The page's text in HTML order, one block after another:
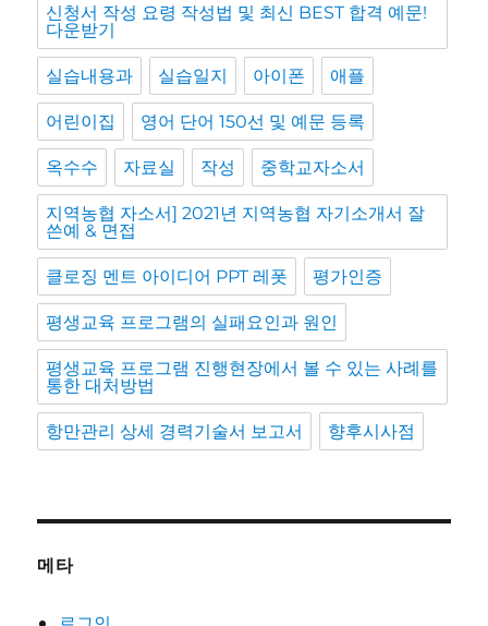
신청서 작성 요령 작성법 및 최신 BEST 합격 예문!
다운받기
실습내용과 실습일지 아이폰 애플
어린이집 영어 단어 150선 및 예문 등록
옥수수 자료실 작성 중학교자소서
지역농협 자소서] 2021년 지역농협 자기소개서 잘
쓴예 & 면접
클로징 멘트 아이디어 PPT 레폿 평가인증
평생교육 프로그램의 실패요인과 원인
평생교육 프로그램 진행현장에서 볼 수 있는 사례를
통한 대처방법
항만관리 상세 경력기술서 보고서 향후시사점
메타